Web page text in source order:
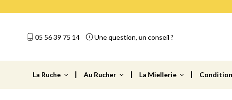
05 56 39 75 14 Une question, un conseil ?
La Ruche Au Rucher La Miellerie